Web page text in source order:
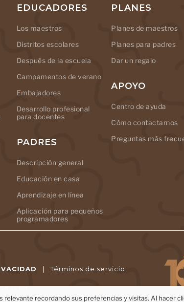
EDUCADORES
Los maestros
Distritos escolares
Después de la escuela
Campamentos de verano
Embajadores
Desarrollo profesional
para docentes
PADRES
Descripción general
Educación en casa
Aprendizaje en línea
Aplicación para pequeños
programadores
PLANES
Planes de maestros
Planes para padres
Dar un regalo
APOYO
Centro de ayuda
Cómo contactarnos
Preguntas más
|Términos de servicio
recordando sus preferencias y visitas. Al hacer